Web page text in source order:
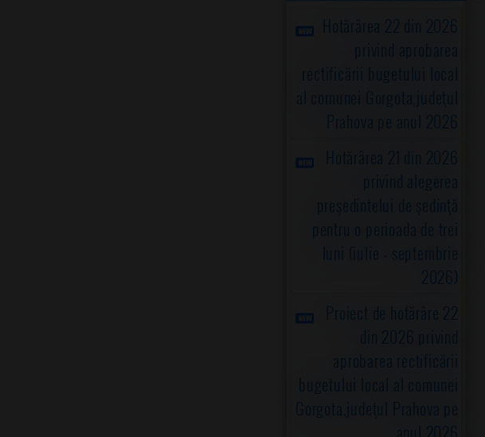
Hotărârea 22 din 2026
privind aprobarea
rectificării bugetului local
al comunei Gorgota,judeţul
Prahova pe anul 2026
Hotărârea 21 din 2026
privind alegerea
preşedintelui de şedinţă
pentru o perioada de trei
luni (iulie - septembrie
2026)
Proiect de hotărâre 22
din 2026 privind
aprobarea rectificării
bugetului local al comunei
Gorgota,judeţul Prahova pe
anul 2026